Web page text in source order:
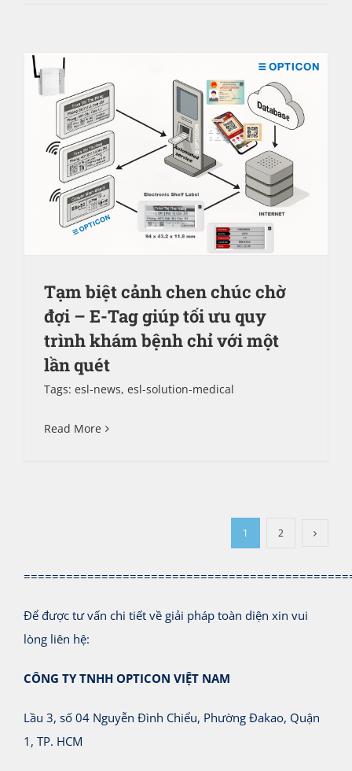
Tạm biệt cảnh chen chúc chờ
đợi – E-Tag giúp tối ưu quy
trình khám bệnh chỉ với một
lần quét
Tags: esl-news, esl-solution-medical
Read More
1 2
Để được tư vấn chi tiết về giải pháp toàn diện xin vui
lòng liên hệ:
CÔNG TY TNHH OPTICON VIỆT NAM
Lầu 3, số 04 Nguyễn Đình Chiểu, Phường Đakao, Quận
1, TP. HCM